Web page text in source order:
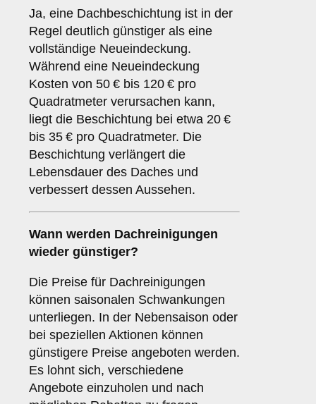
Ja, eine Dachbeschichtung ist in der
Regel deutlich günstiger als eine
vollständige Neueindeckung.
Während eine Neueindeckung
Kosten von 50 € bis 120 € pro
Quadratmeter verursachen kann,
liegt die Beschichtung bei etwa 20 €
bis 35 € pro Quadratmeter. Die
Beschichtung verlängert die
Lebensdauer des Daches und
verbessert dessen Aussehen.
Wann werden Dachreinigungen
wieder günstiger?
Die Preise für Dachreinigungen
können saisonalen Schwankungen
unterliegen. In der Nebensaison oder
bei speziellen Aktionen können
günstigere Preise angeboten werden.
Es lohnt sich, verschiedene
Angebote einzuholen und nach